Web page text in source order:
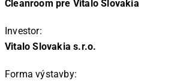
Cleanroom pre Vitalo Slovakia
Investor:
Vitalo Slovakia s.r.o.
Forma výstavby: